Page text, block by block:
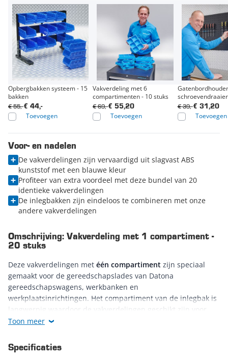
Opbergbakken systeem - 15
bakken
€ 44,-
€ 55,-
Toevoegen
Vakverdeling met 6
compartimenten - 10 stuks
€ 55,20
€ 69,-
Toevoegen
€ 31,20
€ 39,-
Toevoegen
Voor- en nadelen
De vakverdelingen zijn vervaardigd uit slagvast ABS
kunststof met een blauwe kleur
Profiteer van extra voordeel met deze bundel van 20
identieke vakverdelingen
De inlegbakken zijn eindeloos te combineren met onze
andere vakverdelingen
Omschrijving: Vakverdeling met 1 compartiment -
20 stuks
Deze vakverdelingen met één compartiment zijn speciaal
gemaakt voor de gereedschapslades van Datona
gereedschapswagens, werkbanken en
werkplaatsinrichtingen. Het compartiment van de inlegbak is
langwerpig waardoor de vakverdelingen geschikt zijn voor
lange gereedschappen en onderdelen. Je kunt hierbij denken
Natuurlijk kun je de inlegmodules ook voor andere
onderdelen, tools en benodigdheden zoals doppen,
Toon meer
Specificaties